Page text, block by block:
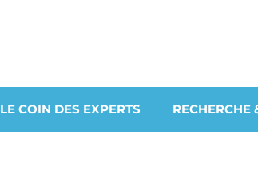
LE COIN DES EXPERTS RECHERCHE